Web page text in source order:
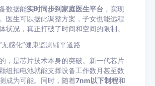
数据能实时同步到家庭医生平台 ，实现
医生可以据此调整方案，子女也能远程
状况，真正打破了时间和空间的限制。
感化”健康监测铺平道路
，是芯片技术本身的突破。新一代芯片
纽扣电池就能支撑设备工作数月甚至数
成为可能。同时，随着7nm以下制程和